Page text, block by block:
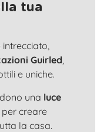
tua
Guirled,
e uniche.
una luce
creare
la casa.